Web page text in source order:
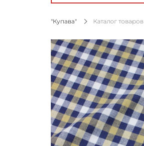
"Купава" Каталог товаров